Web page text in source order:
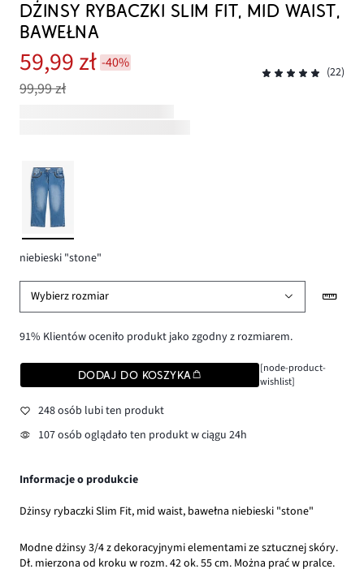
DŻINSY RYBACZKI SLIM FIT, MID WAIST,
BAWEŁNA
59,99 zł -40%
99,99 zł
(22)
niebieski "stone"
Wybierz rozmiar
91% Klientów oceniło produkt jako zgodny z rozmiarem.
DODAJ DO KOSZYKA
[node-product-
wishlist]
248 osób lubi ten produkt
107 osób oglądało ten produkt w ciągu 24h
Informacje o produkcie
Dżinsy rybaczki Slim Fit, mid waist, bawełna niebieski "stone"
Modne dżinsy 3/4 z dekoracyjnymi elementami ze sztucznej skóry.
Dł. mierzona od kroku w rozm. 42 ok. 55 cm. Można prać w pralce.